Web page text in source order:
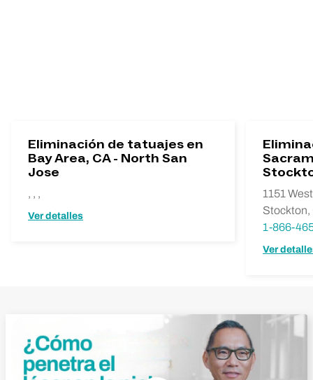
Eliminación de tatuajes en
Bay Area, CA - North San
Jose
, , ,
Ver detalles
1151
Stockton,
1-866-
Ver
Reproducir vídeo